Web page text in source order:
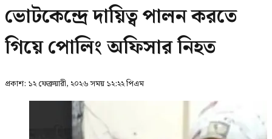
ভোটকেন্দ্রে দায়িত্ব পালন করতে
গিয়ে পোলিং অফিসার নিহত
প্রকাশ: ১২ ফেব্রুয়ারী, ২০২৬ সময় ১২:২২ পিএম